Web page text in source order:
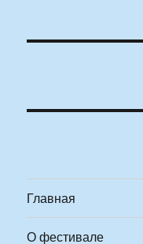
Главная
О фестивале